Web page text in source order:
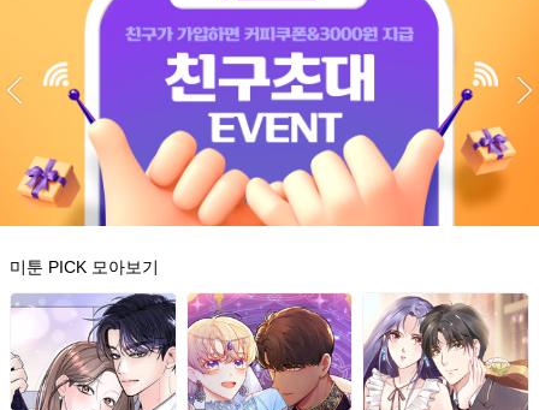
미툰 PICK 모아보기